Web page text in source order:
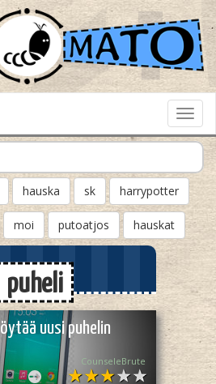
hauska sk harrypotter
moi putoatjos hauskat
puheli
uusi puhelin
CounseleBrute